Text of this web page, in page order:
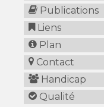
Publications
Liens
Plan
Contact
Handicap
Qualité